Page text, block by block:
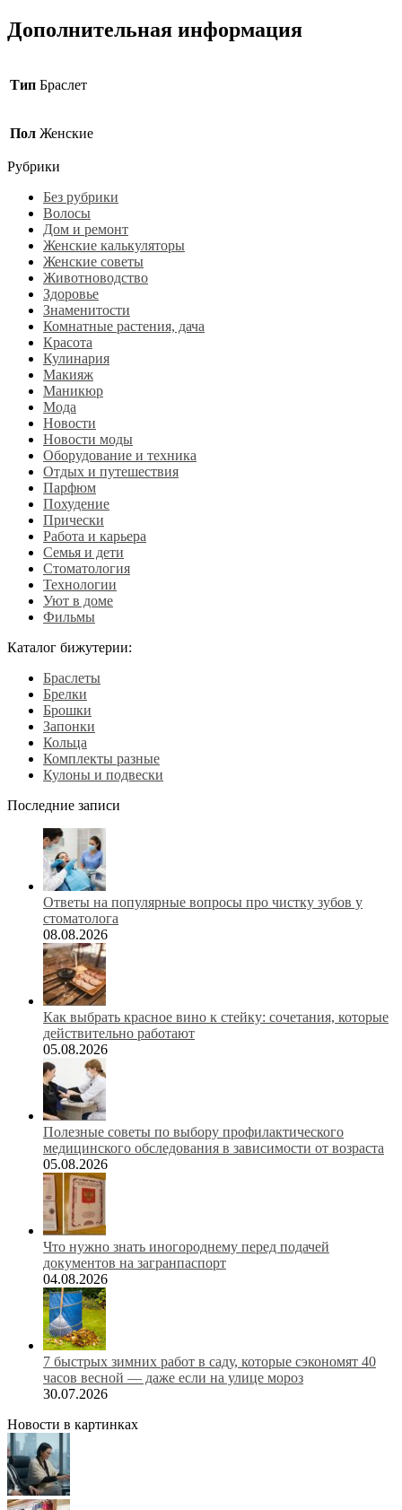
Дополнительная информация
Тип Браслет
Пол Женские
Рубрики
Без рубрики
Волосы
Дом и ремонт
Женские калькуляторы
Женские советы
Животноводство
Здоровье
Знаменитости
Комнатные растения, дача
Красота
Кулинария
Макияж
Маникюр
Мода
Новости
Новости моды
Оборудование и техника
Отдых и путешествия
Парфюм
Похудение
Прически
Работа и карьера
Семья и дети
Стоматология
Технологии
Уют в доме
Фильмы
Каталог бижутерии:
Браслеты
Брелки
Брошки
Запонки
Кольца
Комплекты разные
Кулоны и подвески
Последние записи
Ответы на популярные вопросы про чистку зубов у
стоматолога
08.08.2026
Как выбрать красное вино к стейку: сочетания, которые
действительно работают
05.08.2026
Полезные советы по выбору профилактического
медицинского обследования в зависимости от возраста
05.08.2026
Что нужно знать иногороднему перед подачей
документов на загранпаспорт
04.08.2026
7 быстрых зимних работ в саду, которые сэкономят 40
часов весной — даже если на улице мороз
30.07.2026
Новости в картинках